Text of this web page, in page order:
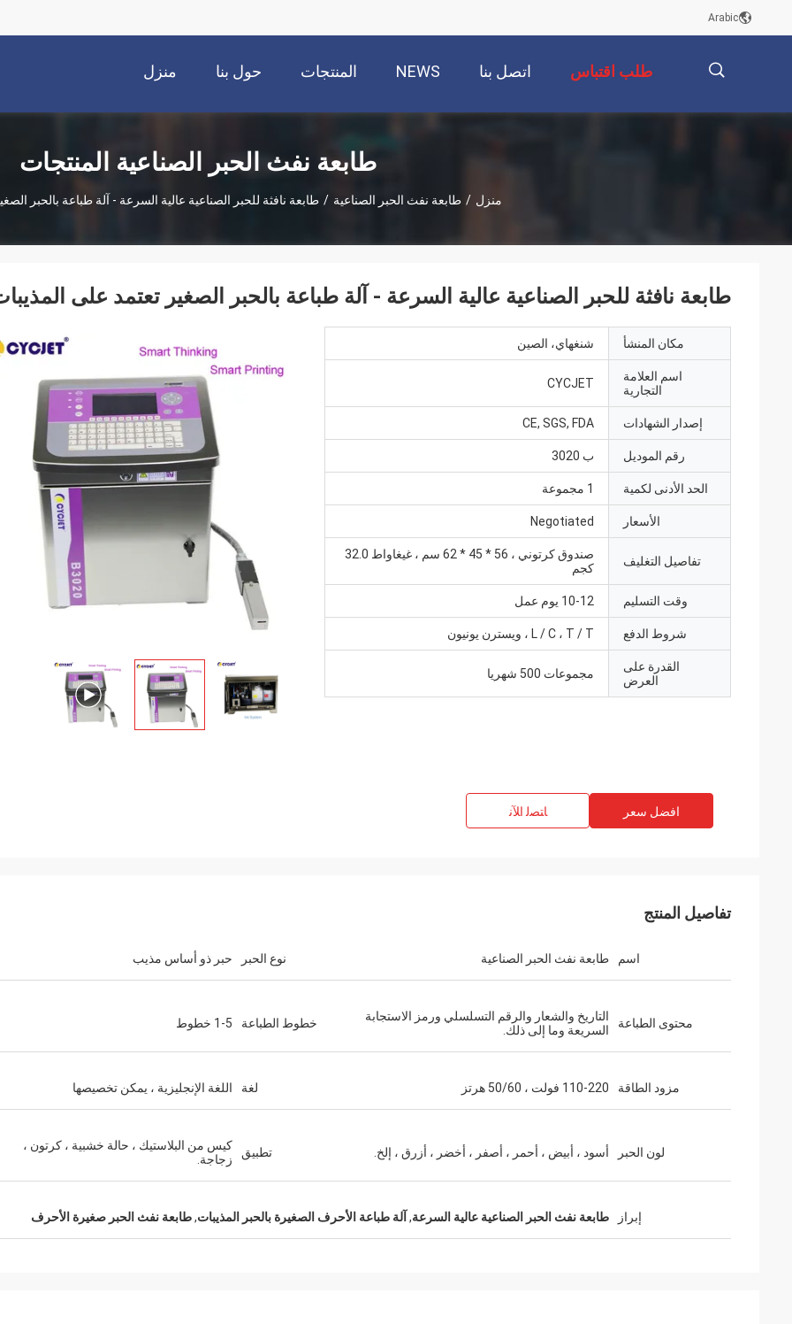
Arabic
منزل حول بنا المنتجات NEWS اتصل بنا طلب اقتباس
طابعة نفث الحبر الصناعية المنتجات
منزل / طابعة نفث الحبر الصناعية / طابعة نافثة للحبر الصناعية عالية السرعة - آلة طباعة بالحبر
طابعة نافثة للحبر الصناعية عالية السرعة - آلة طباعة بالحبر الصغير تعتمد على
مكان المنشأ شنغهاي، الصين
اسم العلامة
التجارية
CYCJET
إصدار الشهادات CE, SGS, FDA
رقم الموديل ب 3020
الحد الأدنى لكمية 1 مجموعة
الأسعار Negotiated
تفاصيل التغليف
صندوق كرتوني ، 56 * 45 * 62 سم ​​، غيغاواط 32.0
كجم
وقت التسليم 10-12 يوم عمل
شروط الدفع L / C ، T / T ، ويسترن يونيون
القدرة على
العرض
مجموعات 500 شهريا
افضل سعر ﺎﺘﺼﻟ ﺍﻶﻧ
تفاصيل المنتج
اسم طابعة نفث الحبر الصناعية نوع الحبر حبر ذو أساس مذيب
محتوى الطباعة
التاريخ والشعار والرقم التسلسلي ورمز الاستجابة
السريعة وما إلى ذلك.
خطوط الطباعة 1-5 خطوط
مزود الطاقة 110-220 فولت ، 50/60 هرتز لغة اللغة الإنجليزية ، يمكن تخصيصها
لون الحبر أسود ، أبيض ، أحمر ، أصفر ، أخضر ، أزرق ، إلخ. تطبيق
كيس من البلاستيك ، حالة خشبية ، كرتون ،
زجاجة.
إبراز طابعة نفث الحبر الصناعية عالية السرعة, آلة طباعة الأحرف الصغيرة بالحبر المذيبات,طابعة نفث الحبر صغيرة الأحرف